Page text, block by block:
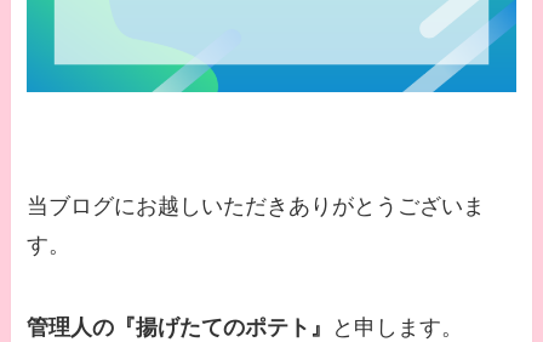
当ブログにお越しいただきありがとうございま
す。
管理人の『揚げたてのポテト』 と申します。